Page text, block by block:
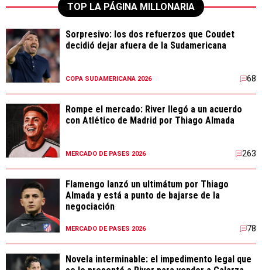
TOP LA PÁGINA MILLONARIA
Sorpresivo: los dos refuerzos que Coudet
decidió dejar afuera de la Sudamericana
COPA SUDAMERICANA 2026 68
Rompe el mercado: River llegó a un acuerdo
con Atlético de Madrid por Thiago Almada
MERCADO DE PASES 2026 263
Flamengo lanzó un ultimátum por Thiago
Almada y está a punto de bajarse de la
negociación
MERCADO DE PASES 2026 78
Novela interminable: el impedimento legal que